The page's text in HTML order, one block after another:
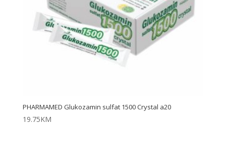
PHARMAMED Glukozamin sulfat 1500 Crystal a20
19.75KM